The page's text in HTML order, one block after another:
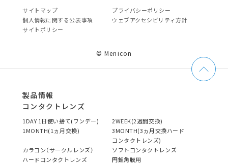
サイトマップ
プライバシーポリシー
個⼈情報に関する公表事項
ウェブアクセシビリティ方針
サイトポリシー
© Menicon
製品情報
コンタクトレンズ
1DAY 1日使い捨て(ワンデー)
2WEEK(2週間交換)
1MONTH(1ヵ月交換)
3MONTH(3ヵ月交換ハード
コンタクトレンズ)
カラコン（サークルレンズ）
ソフトコンタクトレンズ
ハードコンタクトレンズ
円錐角膜用